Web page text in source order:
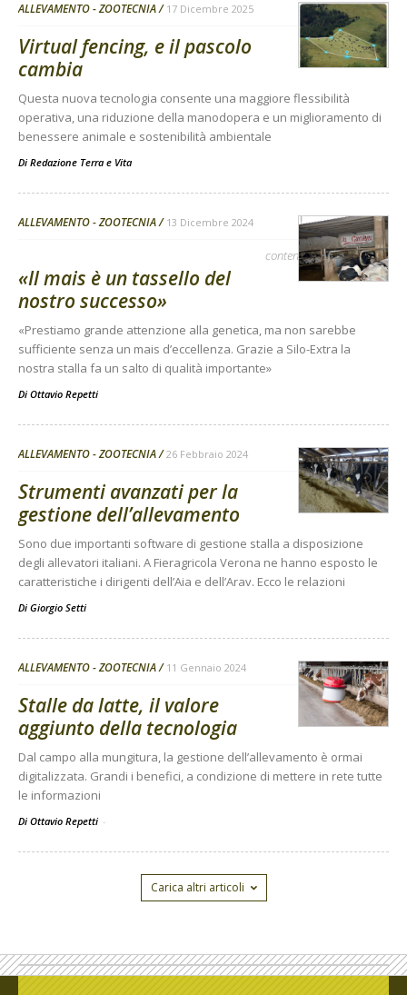
ALLEVAMENTO - ZOOTECNIA 17 Dicembre 2025
Virtual fencing, e il pascolo
cambia
Questa nuova tecnologia consente una maggiore flessibilità
operativa, una riduzione della manodopera e un miglioramento di
benessere animale e sostenibilità ambientale
Di Redazione Terra e Vita
ALLEVAMENTO - ZOOTECNIA 13 Dicembre 2024
contenuto sponsorizzato
«Il mais è un tassello del
nostro successo»
«Prestiamo grande attenzione alla genetica, ma non sarebbe
sufficiente senza un mais d’eccellenza. Grazie a Silo-Extra la
nostra stalla fa un salto di qualità importante»
Di Ottavio Repetti
ALLEVAMENTO - ZOOTECNIA 26 Febbraio 2024
Strumenti avanzati per la
gestione dell’allevamento
Sono due importanti software di gestione stalla a disposizione
degli allevatori italiani. A Fieragricola Verona ne hanno esposto le
caratteristiche i dirigenti dell’Aia e dell’Arav. Ecco le relazioni
Di Giorgio Setti
ALLEVAMENTO - ZOOTECNIA 11 Gennaio 2024
Stalle da latte, il valore
aggiunto della tecnologia
Dal campo alla mungitura, la gestione dell’allevamento è ormai
digitalizzata. Grandi i benefici, a condizione di mettere in rete tutte
le informazioni
Di Ottavio Repetti -
Carica altri articoli